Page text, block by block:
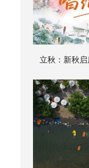
立秋：新秋